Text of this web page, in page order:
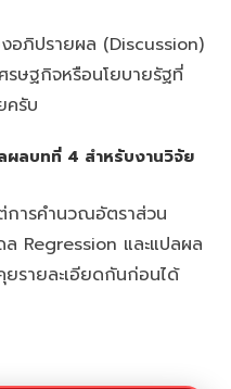
อภิปรายผล (Discussion)
ศรษฐกิจหรือนโยบายรัฐที่
ครับ
ผลบทที่ 4 สำหรับงานวิจัย
ารคำนวณอัตราส่วน
ล Regression และแปลผล
รายละเอียดกันก่อนได้